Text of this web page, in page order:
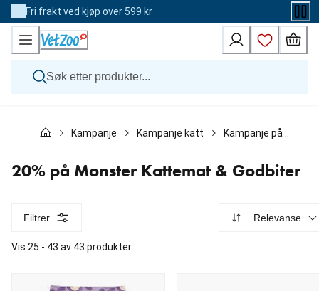
Skip
to
Content
Fri frakt ved kjøp over 599 kr
Katt
Andre dyr
Merker
Kampanje Kampanje katt
20% på Monster Kattemat & Godbiter
Filtrer Relevanse
Vis 25 - 43 av 43 produkter